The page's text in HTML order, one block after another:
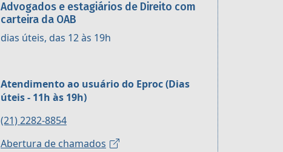
Advogados e estagiários de Direito com
carteira da OAB
dias úteis, das 12 às 19h
Atendimento ao usuário do Eproc (Dias
úteis - 11h às 19h)
(21) 2282-8854
Abertura de chamados